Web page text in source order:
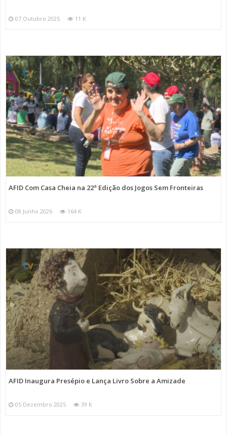
07 Outubro 2025 11 K
AFID Com Casa Cheia na 22ª Edição dos Jogos Sem Fronteiras
08 Junho 2026 164 K
AFID Inaugura Presépio e Lança Livro Sobre a Amizade
05 Dezembro 2025 39 K